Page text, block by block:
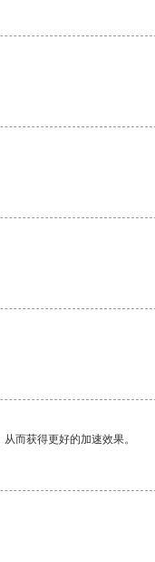
而获得更好的加速效果。